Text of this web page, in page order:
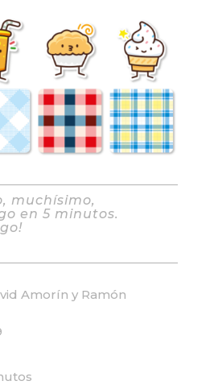
muchísimo,
en 5 minutos.
Amorín y Ramón